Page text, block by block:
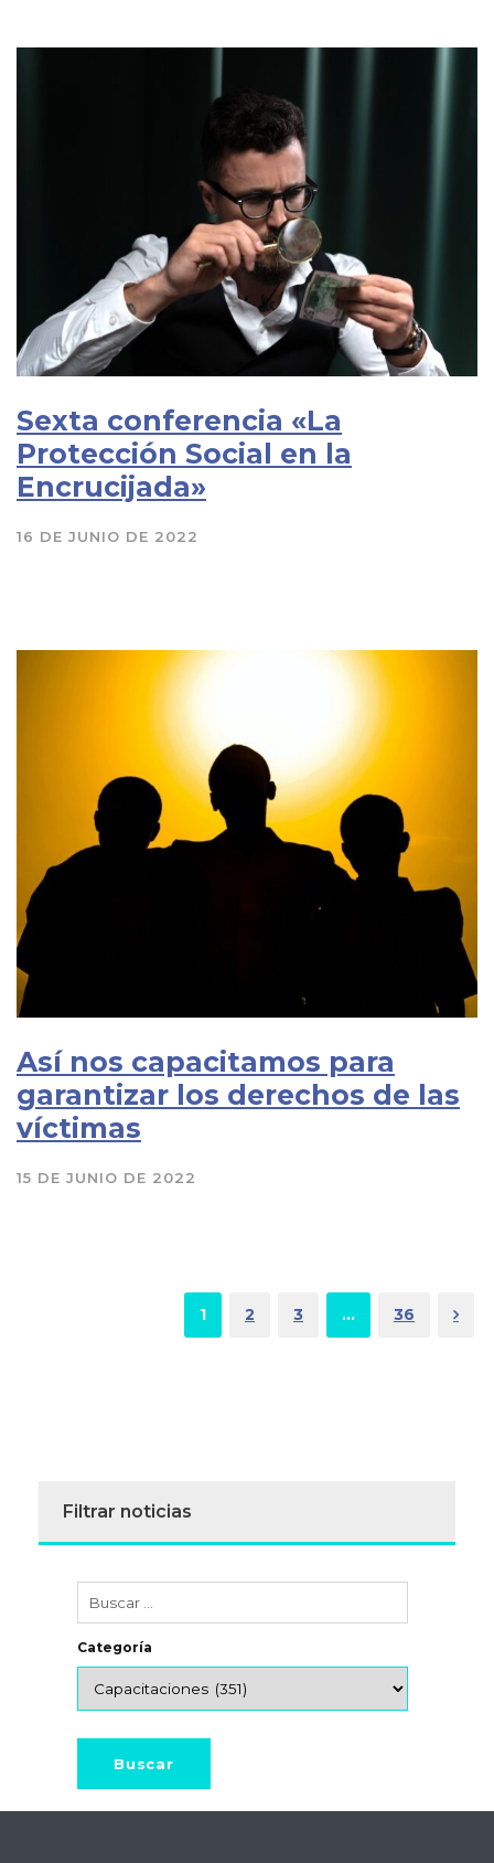
Sexta conferencia «La
Protección Social en la
Encrucijada»
16 DE JUNIO DE 2022
Así nos capacitamos para
garantizar los derechos de las
víctimas
15 DE JUNIO DE 2022
1 2 3 … 36
Filtrar noticias
Categoría